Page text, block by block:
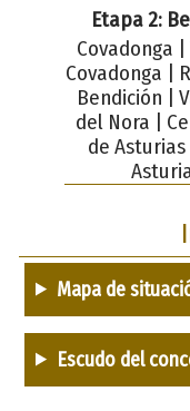
Etapa 2:
Covadonga
Covadonga |
Bendición |
del Nora |
de
Mapa de
Escudo del